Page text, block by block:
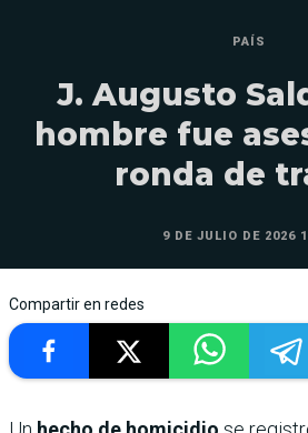
PAÍS
J. Augusto
hombre fue
ronda de
9 DE JULIO DE 2026
Compartir en redes